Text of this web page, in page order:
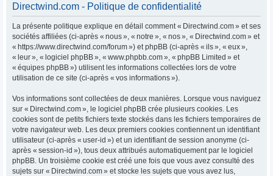
Directwind.com - Politique de confidentialité
La présente politique explique en détail comment « Directwind.com » et ses
sociétés affiliées (ci-après « nous », « notre », « nos », « Directwind.com » et
« https://www.directwind.com/forum ») et phpBB (ci-après « ils », « eux »,
« leur », « logiciel phpBB », « www.phpbb.com », « phpBB Limited » et
« équipes phpBB ») utilisent les informations collectées lors de votre
utilisation de ce site (ci-après « vos informations »).
Vos informations sont collectées de deux manières. Lorsque vous naviguez
sur « Directwind.com », le logiciel phpBB crée plusieurs cookies. Les
cookies sont de petits fichiers texte stockés dans les fichiers temporaires de
votre navigateur web. Les deux premiers cookies contiennent un identifiant
utilisateur (ci-après « user-id ») et un identifiant de session anonyme (ci-
après « session-id »), tous deux attribués automatiquement par le logiciel
phpBB. Un troisième cookie est créé une fois que vous avez consulté des
sujets sur « Directwind.com » et stocke les sujets que vous avez lus,